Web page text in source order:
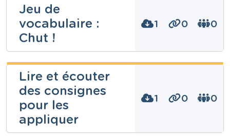
Jeu de
vocabulaire :
Chut !
1 0 0
Renaud
Thoma
Niveau
Fondamental
Cours
Français
Lire et écouter
des consignes
pour les
appliquer
1 0 0